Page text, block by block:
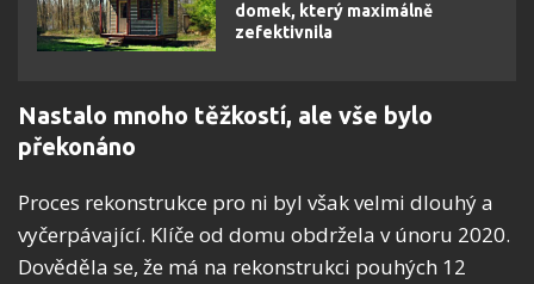
domek, který maximálně
zefektivnila
Nastalo mnoho těžkostí, ale vše bylo
překonáno
Proces rekonstrukce pro ni byl však velmi dlouhý a
vyčerpávající. Klíče od domu obdržela v únoru 2020.
Dověděla se, že má na rekonstrukci pouhých 12